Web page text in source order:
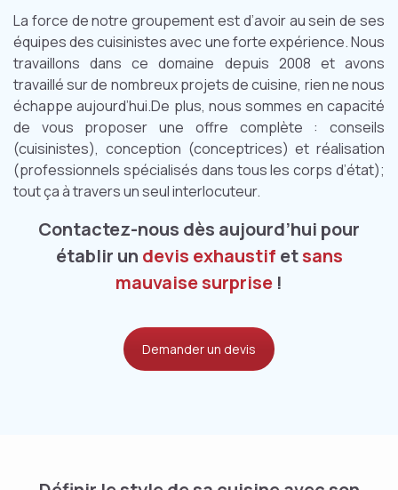
La force de notre groupement est d’avoir au sein de ses
équipes des cuisinistes avec une forte expérience. Nous
travaillons dans ce domaine depuis 2008 et avons
travaillé sur de nombreux projets de cuisine, rien ne nous
échappe aujourd’hui.De plus, nous sommes en capacité
de vous proposer une offre complète : conseils
(cuisinistes), conception (conceptrices) et réalisation
(professionnels spécialisés dans tous les corps d’état);
tout ça à travers un seul interlocuteur.
Contactez-nous dès aujourd’hui pour
établir un devis exhaustif etsans
mauvaise surprise !
Demander un devis